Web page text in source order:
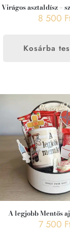
Virágos asztaldísz –
8 500
Kosárba
A legjobb Mentős
7 500